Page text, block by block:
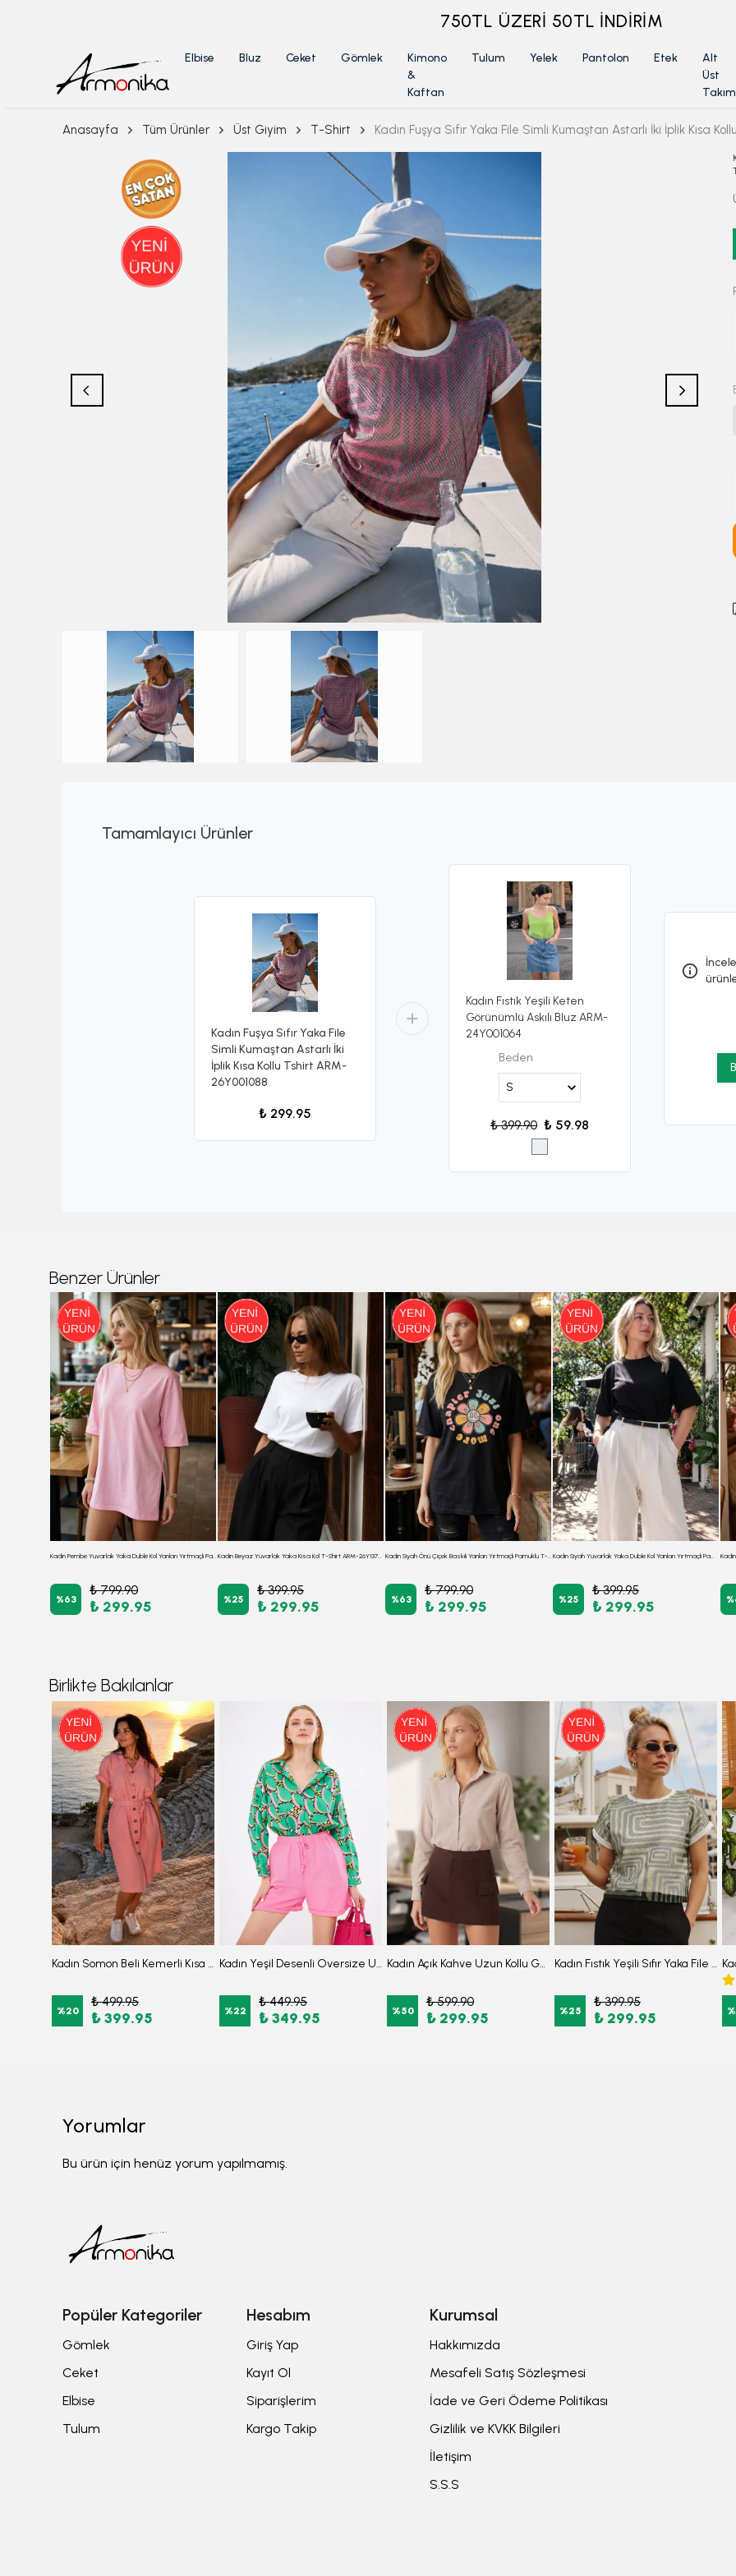
ÜYELİKSİZ SİPARİŞ İADE TALEBİ İÇİN TIKLA
Elbise Bluz Ceket Gömlek
Kimono
&
Kaftan
Tulum Yelek Pantolon Etek
Alt
Üst
Takım
Anasayfa Tüm Ürünler Üst Giyim T-Shirt Kadın Fuşya Sıfır Yaka File Simli Kumaştan Astarlı İki İplik Kısa
Tamamlayıcı Ürünler
Kadın Fuşya Sıfır Yaka File
Simli Kumaştan Astarlı İki
İplik Kısa Kollu Tshirt ARM-
26Y001088
₺ 299.95
Kadın Fıstık Yeşili Keten
Görünümlü Askılı Bluz ARM-
24Y001064
Beden
₺ 399.90 ₺ 59.98
Benzer Ürünler
Kadın Pembe Yuvarlak Yaka Duble Kol Yanları Yırtmaçlı Pamuklu T-Shirt ARM-26Y137001
%63
₺ 799.90
₺ 299.95
Kadın Beyaz Yuvarlak Yaka Kısa Kol T-Shirt ARM-26Y137004
%25
₺ 399.95
₺ 299.95
Kadın Siyah Önü Çiçek Baskılı Yanları Yırtmaçlı Pamuklu T-Shirt ARM-26Y137003
%63
₺ 799.90
₺ 299.95
Kadın Siyah Yuvarlak Yaka Duble Kol Yanları Yırtmaçlı Pamuklu T-Shirt ARM-26Y137001
%25
₺ 399.95
₺ 299.95 %
Birlikte Bakılanlar
Kadın Somon Beli Kemerli Kısa Kol Gömlek Elbise ARM-26Y001111
%20
₺ 499.95
₺ 399.95
Kadın Yeşil Desenli Oversize Uzun Basic Gömlek ARM-22Y001148
%22
₺ 449.95
₺ 349.95
Kadın Açık Kahve Uzun Kollu Gömlek ARM-26K001098
%50
₺ 599.90
₺ 299.95
Kadın Fıstık Yeşili Sıfır Yaka File Simli Kumaştan Astarlı İki İplik Kısa Kollu Tshirt ARM-26Y001088
%25
₺ 399.95
₺ 299.95 %
Yorumlar
Bu ürün için henüz yorum yapılmamış.
Popüler Kategoriler
Gömlek
Ceket
Elbise
Tulum
Hesabım
Giriş Yap
Kayıt Ol
Siparişlerim
Kargo Takip
Kurumsal
Hakkımızda
Mesafeli Satış Sözleşmesi
İade ve Geri Ödeme Politikası
Gizlilik ve KVKK Bilgileri
İletişim
S.S.S